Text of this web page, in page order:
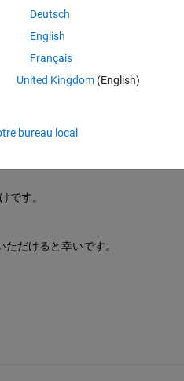
1動作づつに分けたもの)
納しています。
ているものを学習させたところ、
です。
だけると幸いです。
Deutsch
English
Français
United Kingdom(English)
bureau local